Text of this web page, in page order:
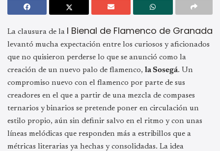
La clausura de la I Bienal de Flamenco de Granada
levantó mucha expectación entre los curiosos y aficionados
que no quisieron perderse lo que se anunció como la
creación de un nuevo palo de flamenco, la Sosegá. Un
compromiso nuevo con el flamenco por parte de sus
creadores en el que a partir de una mezcla de compases
ternarios y binarios se pretende poner en circulación un
estilo propio, aún sin definir salvo en el ritmo y con unas
líneas melódicas que responden más a estribillos que a
métricas literarias ya hechas y consolidadas. La idea